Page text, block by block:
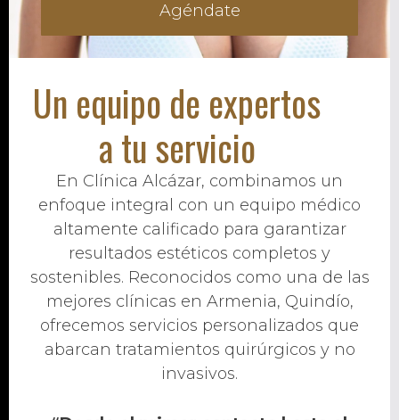
Agéndate
Un equipo de expertos
a tu servicio
En Clínica Alcázar, combinamos un
enfoque integral con un equipo médico
altamente calificado para garantizar
resultados estéticos completos y
sostenibles. Reconocidos como una de las
mejores clínicas en Armenia, Quindío,
ofrecemos servicios personalizados que
abarcan tratamientos quirúrgicos y no
invasivos.